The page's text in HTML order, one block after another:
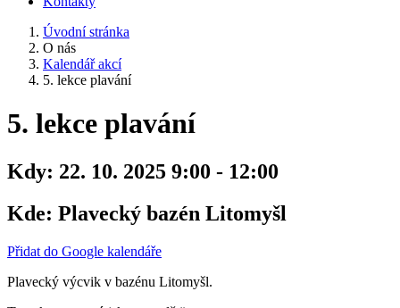
Úvodní stránka
O nás
Kalendář akcí
5. lekce plavání
5. lekce plavání
Kdy: 22. 10. 2025 9:00 - 12:00
Kde: Plavecký bazén Litomyšl
Přidat do Google kalendáře
Plavecký výcvik v bazénu Litomyšl.